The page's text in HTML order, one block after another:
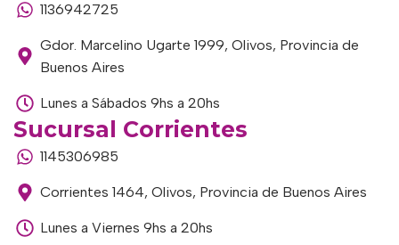
1136942725
Gdor. Marcelino Ugarte 1999, Olivos, Provincia de
Buenos Aires
Lunes a Sábados 9hs a 20hs
Sucursal Corrientes
1145306985
Corrientes 1464, Olivos, Provincia de Buenos Aires
Lunes a Viernes 9hs a 20hs